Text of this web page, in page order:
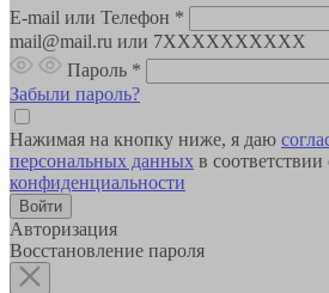
E-mail или Телефон *
mail@mail.ru или 7XXXXXXXXXX
Пароль *
Забыли пароль?
Нажимая на кнопку ниже, я даю
персональных данных в соответствии
конфиденциальности
Авторизация
Восстановление пароля